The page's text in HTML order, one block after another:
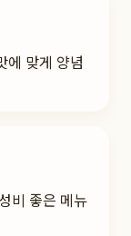
에 맞게 양념
비 좋은 메뉴